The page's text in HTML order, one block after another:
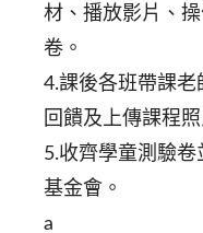
材、播放影片、
卷。
4.課後各班帶課
回饋及上傳課程照
5.收齊學童測驗
基金會。
a